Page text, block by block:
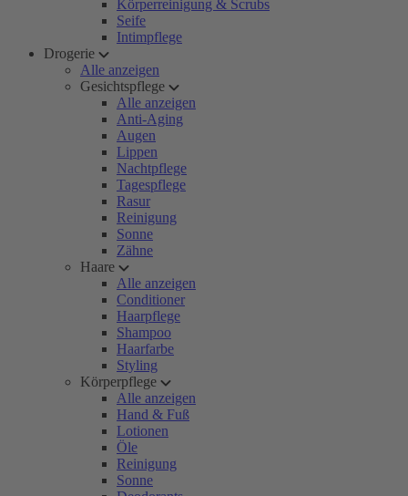
Körperreinigung & Scrubs
Seife
Intimpflege
Drogerie
Alle anzeigen
Gesichtspflege
Alle anzeigen
Anti-Aging
Augen
Lippen
Nachtpflege
Tagespflege
Rasur
Reinigung
Sonne
Zähne
Haare
Alle anzeigen
Conditioner
Haarpflege
Shampoo
Haarfarbe
Styling
Körperpflege
Alle anzeigen
Hand & Fuß
Lotionen
Öle
Reinigung
Sonne